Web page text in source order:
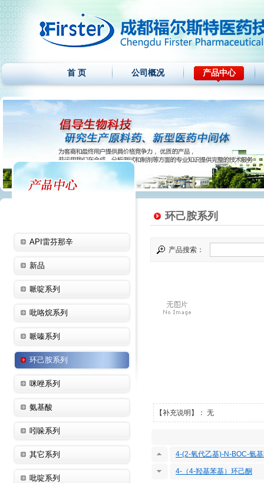
首 页 公司概况 产品中心
API雷芬那辛
新品
哌啶系列
吡咯烷系列
哌嗪系列
环己胺系列
咪唑系列
氨基酸
吲哚系列
其它系列
吡啶系列
环己胺系列
产品搜索：
【补充说明】： 无
4-(2-氧代乙基)-N-BOC-氨
4-（4-羟基苯基）环己酮